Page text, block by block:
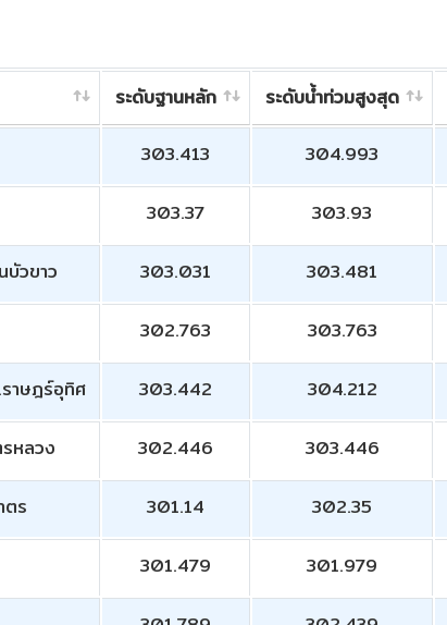
ระดับฐานหลัก ระดับน้ำท่วมสูงสุด
303.413 304.993
303.37 303.93
บัวขาว 303.031 303.481
302.763 303.763
าษฎร์อุทิศ 303.442 304.212
หลวง 302.446 303.446
ตร 301.14 302.35
301.479 301.979